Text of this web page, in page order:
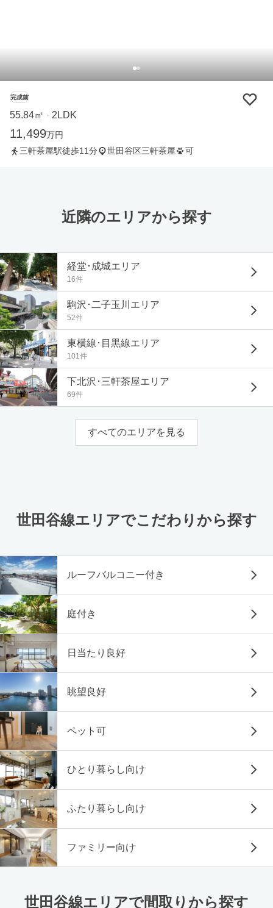
完成前
55.84㎡ ・ 2LDK
11,499万円
三軒茶屋駅徒歩11分
世田谷区三軒茶屋 可
近隣のエリアから探す
経堂･成城エリア
16件
駒沢･二子玉川エリア
52件
東横線･目黒線エリア
101件
下北沢･三軒茶屋エリア
69件
すべてのエリアを見る
世田谷線エリアでこだわりから探す
ルーフバルコニー付き
庭付き
日当たり良好
眺望良好
ペット可
ひとり暮らし向け
ふたり暮らし向け
ファミリー向け
世田谷線エリアで間取りから探す